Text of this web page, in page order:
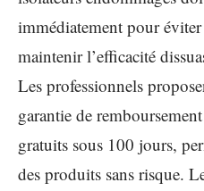
immédiatement pour
maintenir l’efficacité
Les professionnels
garantie de
gratuits sous 100 jours,
des produits sans risque.